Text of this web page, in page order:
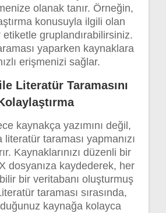
olanak tanır. Örneğin,
konusuyla ilgili olan
etiketle gruplandırabilirsiniz.
yaparken kaynaklara
erişmenizi sağlar.
Literatür Taramasını
kaynakça yazımını değil,
literatür taraması yapmanızı
Kaynaklarınızı düzenli bir
dosyanıza kaydederek, her
bir veritabanı oluşturmuş
taraması sırasında,
kaynağa kolayca